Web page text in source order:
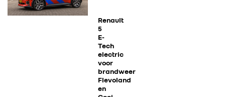
RENAULT
Renault
5
E-
Tech
electric
voor
brandweer
Flevoland
en